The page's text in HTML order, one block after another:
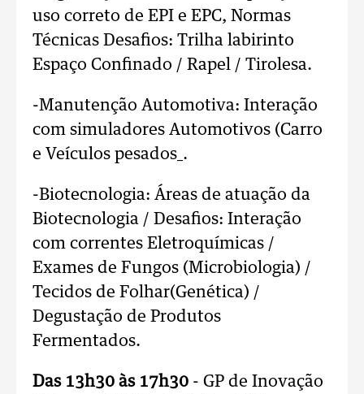
uso correto de EPI e EPC, Normas
Técnicas Desafios: Trilha labirinto
Espaço Confinado / Rapel / Tirolesa.
-Manutenção Automotiva: Interação
com simuladores Automotivos (Carro
e Veículos pesados_.
-Biotecnologia: Áreas de atuação da
Biotecnologia / Desafios: Interação
com correntes Eletroquímicas /
Exames de Fungos (Microbiologia) /
Tecidos de Folhar(Genética) /
Degustação de Produtos
Fermentados.
Das 13h30 às 17h30 - GP de Inovação